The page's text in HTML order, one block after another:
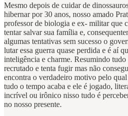
Mesmo depois de cuidar de
hibernar por 30 anos, nosso amado
professor de biologia e ex- militar que
tentar salvar sua família e,
algumas tentativas sem sucesso o
lutar essa guerra quase perdida e é aí
inteligência e charme. Resumindo
recrutado e tenta fugir mas não
encontra o verdadeiro motivo pelo
tudo o tempo acaba e ele é jogado,
incrível ou irônico nisso tudo é
no nosso presente.